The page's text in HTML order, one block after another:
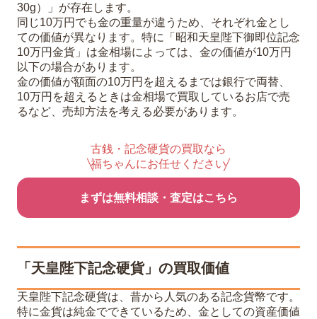
30g）」が存在します。
同じ10万円でも金の重量が違うため、それぞれ金とし
ての価値が異なります。特に「昭和天皇陛下御即位記念
10万円金貨」は金相場によっては、金の価値が10万円
以下の場合があります。
金の価値が額面の10万円を超えるまでは銀行で両替、
10万円を超えるときは金相場で買取しているお店で売
るなど、売却方法を考える必要があります。
古銭・記念硬貨の買取なら
福ちゃんにお任せください
まずは無料相談・査定はこちら
「天皇陛下記念硬貨」の買取価値
天皇陛下記念硬貨は、昔から人気のある記念貨幣です。
特に金貨は純金でできているため、金としての資産価値